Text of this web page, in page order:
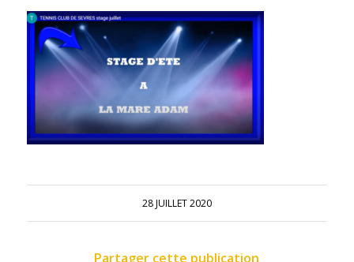
28 JUILLET 2020
Partager cette publication